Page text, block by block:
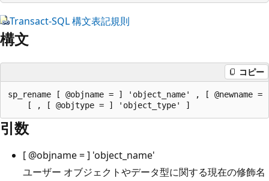
Transact-SQL 構文表記規則
構文
コピー
sp_rename [ @objname = ] 'object_name' , [ @newname
引数
[ @objname= ] 'object_name'
ユーザー オブジェクトやデータ型に関する現在の修飾名